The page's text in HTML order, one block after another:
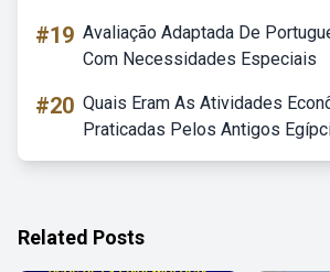
#19 Avaliação Adaptada De
Com Necessidades Especiais
#20 Quais Eram As Atividades
Praticadas Pelos Antigos
Related Posts